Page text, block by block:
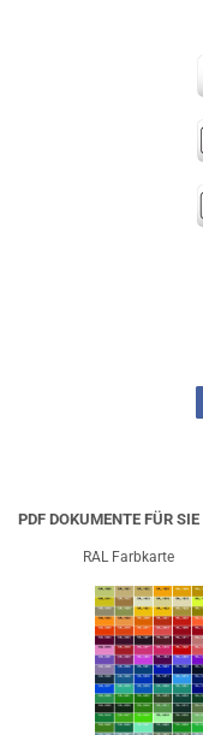
PDF DOKUMENTE FÜR SIE
RAL Farbkarte